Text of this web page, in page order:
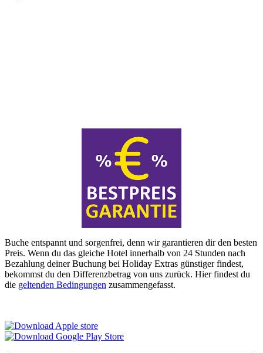
Buche entspannt und sorgenfrei, denn wir garantieren dir den besten
Preis. Wenn du das gleiche Hotel innerhalb von 24 Stunden nach
Bezahlung deiner Buchung bei Holiday Extras günstiger findest,
bekommst du den Differenzbetrag von uns zurück. Hier findest du
die geltenden Bedingungen zusammengefasst.